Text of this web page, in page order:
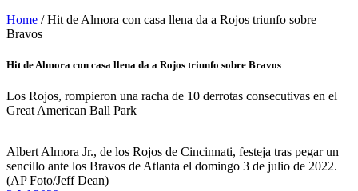
Home / Hit de Almora con casa llena da a Rojos triunfo sobre
Bravos
Hit de Almora con casa llena da a Rojos triunfo sobre Bravos
Los Rojos, rompieron una racha de 10 derrotas consecutivas en el
Great American Ball Park
Albert Almora Jr., de los Rojos de Cincinnati, festeja tras pegar un
sencillo ante los Bravos de Atlanta el domingo 3 de julio de 2022.
(AP Foto/Jeff Dean)